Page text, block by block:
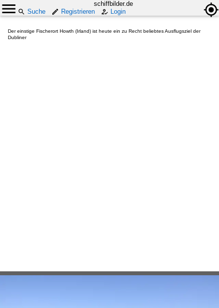
schiffbilder.de
Suche
Registrieren Login
Der einstige Fischerort Howth (Irland) ist heute ein zu Recht beliebtes Ausflugsziel der
Dubliner